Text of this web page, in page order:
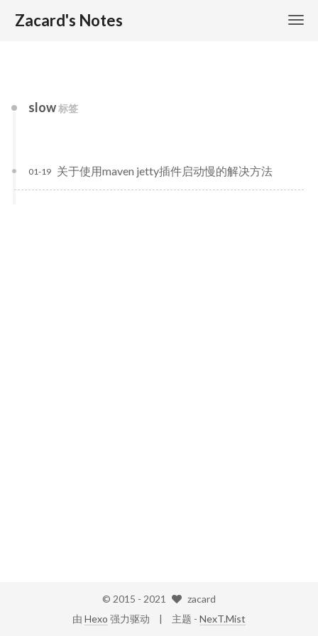
Zacard's Notes
slow标签
关于使用maven jetty插件启动慢的解决方法
01-19
© 2015 - 2021
zacard
由 Hexo 强力驱动 主题 - NexT.Mist